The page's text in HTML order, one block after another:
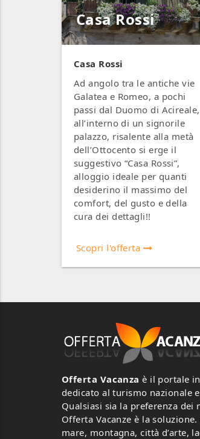
Casa Rossi
Casa Rossi
Ad angolo tra le antiche vie
Galatea e Romeo, a pochi
passi dal Duomo di Acireale,
all’interno di un signorile
palazzo, risalente alla metà
dell’Ottocento si erge il
suggestivo “Casa Rossi”,
alloggio ideale per quanti
desiderino il massimo del
comfort, del gusto e della
cura dei dettagli!!
Scopri l'offerta
Offerta Vacanza è il portale
dedicato al turismo nazionale
Qualsiasi sia la preferenza dei
Offerta Vacanze è la soluzione.
mare, montagna, città d’arte,